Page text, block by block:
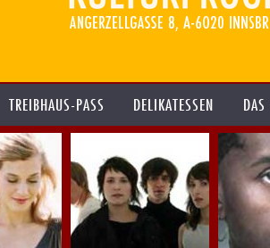
TREIBHAUS-PASS DELIKATESSEN